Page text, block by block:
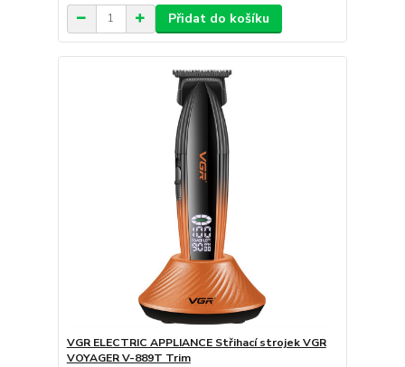
Přidat do košíku
VGR ELECTRIC APPLIANCE Střihací strojek VGR
VOYAGER V-889T Trim